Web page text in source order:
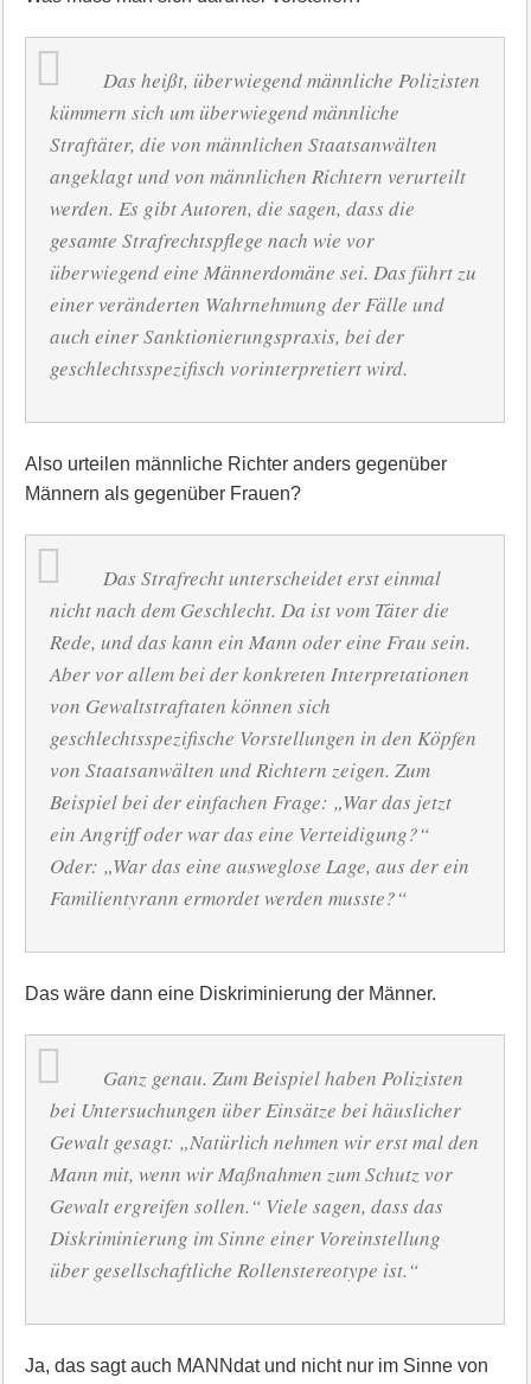
Das heißt, überwiegend männliche Polizisten
kümmern sich um überwiegend männliche
Straftäter, die von männlichen Staatsanwälten
angeklagt und von männlichen Richtern verurteilt
werden. Es gibt Autoren, die sagen, dass die
gesamte Strafrechtspflege nach wie vor
überwiegend eine Männerdomäne sei. Das führt zu
einer veränderten Wahrnehmung der Fälle und
auch einer Sanktionierungspraxis, bei der
geschlechtsspezifisch vorinterpretiert wird.
Also urteilen männliche Richter anders gegenüber
Männern als gegenüber Frauen?
Das Strafrecht unterscheidet erst einmal
nicht nach dem Geschlecht. Da ist vom Täter die
Rede, und das kann ein Mann oder eine Frau sein.
Aber vor allem bei der konkreten Interpretationen
von Gewaltstraftaten können sich
geschlechtsspezifische Vorstellungen in den Köpfen
von Staatsanwälten und Richtern zeigen. Zum
Beispiel bei der einfachen Frage: „War das jetzt
ein Angriff oder war das eine Verteidigung?“
Oder: „War das eine ausweglose Lage, aus der ein
Familientyrann ermordet werden musste?“
Das wäre dann eine Diskriminierung der Männer.
Ganz genau. Zum Beispiel haben Polizisten
bei Untersuchungen über Einsätze bei häuslicher
Gewalt gesagt: „Natürlich nehmen wir erst mal den
Mann mit, wenn wir Maßnahmen zum Schutz vor
Gewalt ergreifen sollen.“ Viele sagen, dass das
Diskriminierung im Sinne einer Voreinstellung
über gesellschaftliche Rollenstereotype ist.“
Ja, das sagt auch MANNdat und nicht nur im Sinne von